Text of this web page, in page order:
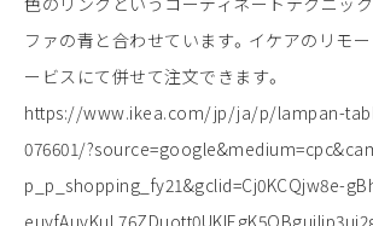
ファの青と合わせています。イケアのリモ
ービスにて併せて注文できます。
https://www.ikea.com/jp/ja/p/lampan-
076601/
p_p_shopping_fy21&gclid=Cj0KCQjw8e-